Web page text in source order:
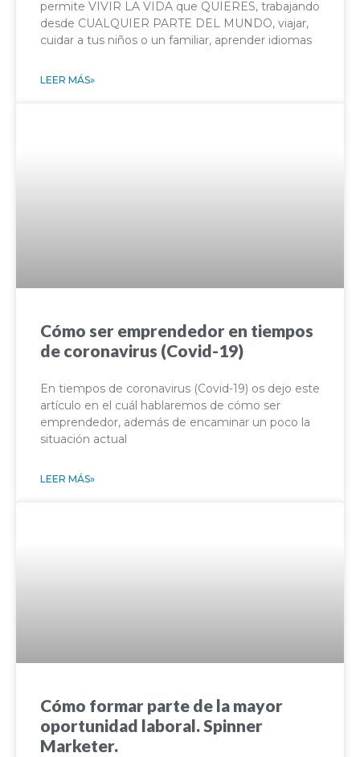
permite VIVIR LA VIDA que QUIERES, trabajando
desde CUALQUIER PARTE DEL MUNDO, viajar,
cuidar a tus niños o un familiar, aprender idiomas
LEER MÁS»
Cómo ser emprendedor en tiempos
de coronavirus (Covid-19)
En tiempos de coronavirus (Covid-19) os dejo este
artículo en el cuál hablaremos de cómo ser
emprendedor, además de encaminar un poco la
situación actual
LEER MÁS»
Cómo formar parte de la mayor
oportunidad laboral. Spinner
Marketer.